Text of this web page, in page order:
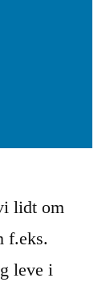
lidt om
f.eks.
leve i